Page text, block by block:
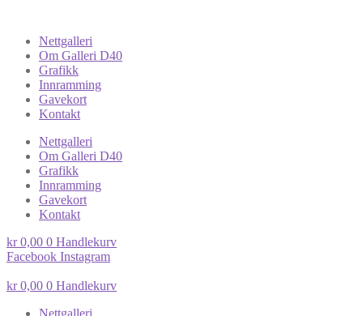
Nettgalleri
Om Galleri D40
Grafikk
Innramming
Gavekort
Kontakt
Nettgalleri
Om Galleri D40
Grafikk
Innramming
Gavekort
Kontakt
kr0,00 0 Handlekurv
Facebook Instagram
kr0,00 0 Handlekurv
Nettgalleri